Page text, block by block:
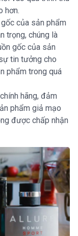
hơn.
của sản phẩm
trọng, chúng là
gốc của sản
tin tưởng cho
phẩm trong quá
hãng, đảm
phẩm giả mạo
được chấp nhận